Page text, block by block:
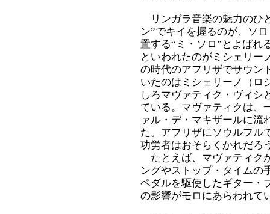
リンガラ音楽の魅力のひ
ン”でキイを握るのが、ソ
置する“ミ・ソロ”とよばれ
といわれたのがミシェリー
の時代のアフリザでサウン
いたのはミシェリーノ（ロ
しろマヴァティク・ヴィシ
ている。マヴァティクは、
ァル・デ・マキザールに流
た。アフリザにソウルフル
功労者はおそらくかれだろ
たとえば、マヴァティク
ングやストップ・タイムの
ペダルを駆使したギター・
の影響がモロにあらわれて